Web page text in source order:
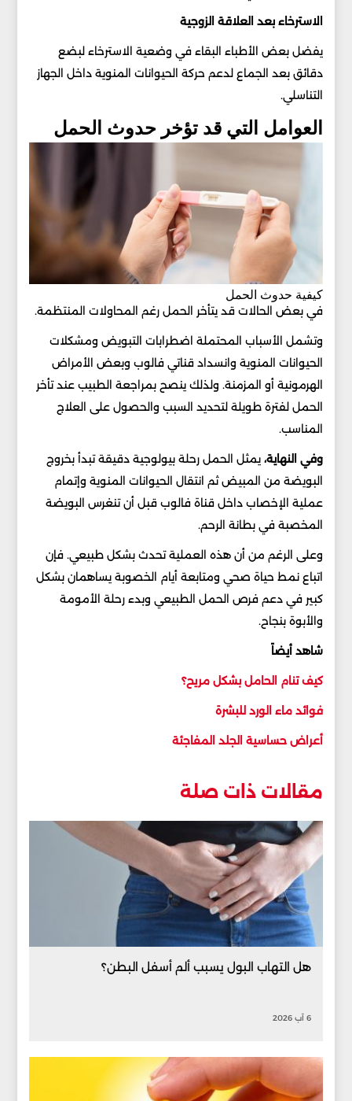
الاسترخاء بعد العلاقة الزوجية
يفضل بعض الأطباء البقاء في وضعية الاسترخاء لبضع
دقائق بعد الجماع لدعم حركة الحيوانات المنوية داخل الجهاز
التناسلي.
العوامل التي قد تؤخر حدوث الحمل
كيفية حدوث الحمل
في بعض الحالات قد يتأخر الحمل رغم المحاولات المنتظمة.
وتشمل الأسباب المحتملة اضطرابات التبويض ومشكلات
الحيوانات المنوية وانسداد قناتي فالوب وبعض الأمراض
الهرمونية أو المزمنة. ولذلك ينصح بمراجعة الطبيب عند تأخر
الحمل لفترة طويلة لتحديد السبب والحصول على العلاج
المناسب.
وفي النهاية،يمثل الحمل رحلة بيولوجية دقيقة تبدأ بخروج
البويضة من المبيض ثم انتقال الحيوانات المنوية وإتمام
عملية الإخصاب داخل قناة فالوب قبل أن تنغرس البويضة
المخصبة في بطانة الرحم.
وعلى الرغم من أن هذه العملية تحدث بشكل طبيعي. فإن
اتباع نمط حياة صحي ومتابعة أيام الخصوبة يساهمان بشكل
كبير في دعم فرص الحمل الطبيعي وبدء رحلة الأمومة
والأبوة بنجاح.
شاهد أيضاً
كيف تنام الحامل بشكل مريح؟
فوائد ماء الورد للبشرة
أعراض حساسية الجلد المفاجئة
مقالات ذات صلة
هل التهاب البول يسبب ألم أسفل البطن؟
6 آب 2026